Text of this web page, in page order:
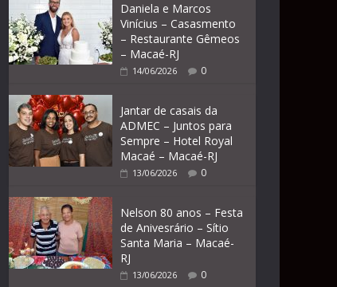
Daniela e Marcos
Vinícius – Casasmento
– Restaurante Gêmeos
– Macaé-RJ
14/06/2026 0
Jantar de casais da
ADMEC – Juntos para
Sempre – Hotel Royal
Macaé – Macaé-RJ
13/06/2026 0
Nelson 80 anos – Festa
de Anivesrário – Sítio
Santa Maria – Macaé-
RJ
13/06/2026 0